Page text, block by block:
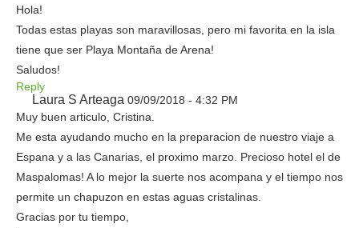
Hola!
Todas estas playas son maravillosas, pero mi favorita en la isla
tiene que ser Playa Montaña de Arena!
Saludos!
Reply
Laura S Arteaga 09/09/2018 - 4:32 PM
Muy buen articulo, Cristina.
Me esta ayudando mucho en la preparacion de nuestro viaje a
Espana y a las Canarias, el proximo marzo. Precioso hotel el de
Maspalomas! A lo mejor la suerte nos acompana y el tiempo nos
permite un chapuzon en estas aguas cristalinas.
Gracias por tu tiempo,